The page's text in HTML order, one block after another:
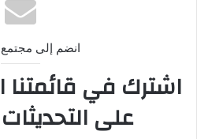
انضم إلى مجتمع
اشترك في قائمتنا
على